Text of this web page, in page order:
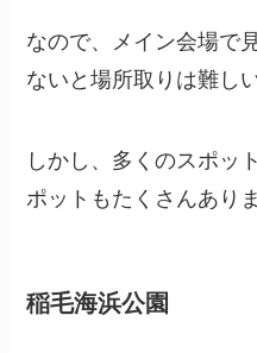
なので、メイン会場で
ないと場所取りは難し
しかし、多くのスポッ
ポットもたくさんありま
稲毛海浜公園